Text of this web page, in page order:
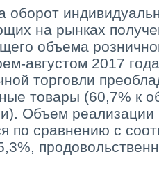
оборот
на рынках
объема
августом 2017
торговли
товары (60,7% к
Объем
по сравнению с